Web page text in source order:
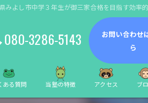
みよし市中学３年生が御三家合格を目指す効率
080-3286-5143
お問い合わせ
ら
ある質問 当塾の特徴 アクセス ブ